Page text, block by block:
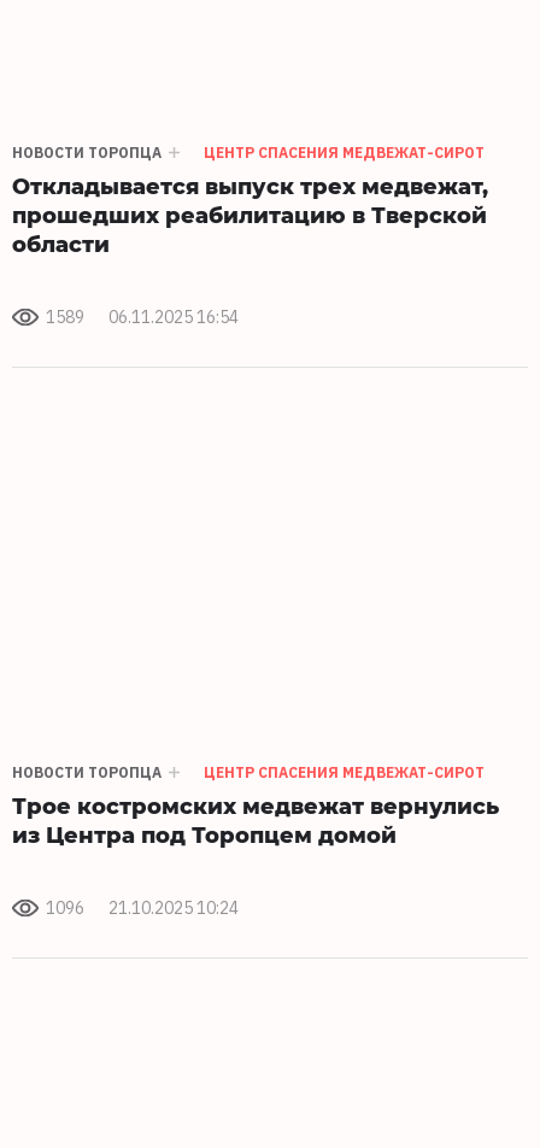
НОВОСТИ ТОРОПЦА ЦЕНТР СПАСЕНИЯ МЕДВЕЖАТ-СИРОТ
Откладывается выпуск трех медвежат,
прошедших реабилитацию в Тверской
области
1589 06.11.2025 16:54
НОВОСТИ ТОРОПЦА ЦЕНТР СПАСЕНИЯ МЕДВЕЖАТ-СИРОТ
Трое костромских медвежат вернулись
из Центра под Торопцем домой
1096 21.10.2025 10:24